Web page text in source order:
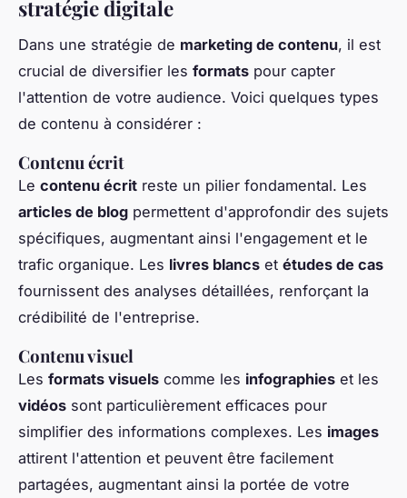
stratégie digitale
Dans une stratégie de marketing de contenu, il est
crucial de diversifier les formats pour capter
l'attention de votre audience. Voici quelques types
de contenu à considérer :
Contenu écrit
Le contenu écrit reste un pilier fondamental. Les
articles de blog permettent d'approfondir des sujets
spécifiques, augmentant ainsi l'engagement et le
trafic organique. Les livres blancs et études de cas
fournissent des analyses détaillées, renforçant la
crédibilité de l'entreprise.
Contenu visuel
Les formats visuels comme les infographies et les
vidéos sont particulièrement efficaces pour
simplifier des informations complexes. Les images
attirent l'attention et peuvent être facilement
partagées, augmentant ainsi la portée de votre